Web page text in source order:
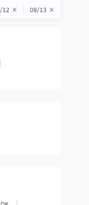
12 × 08/13 ×